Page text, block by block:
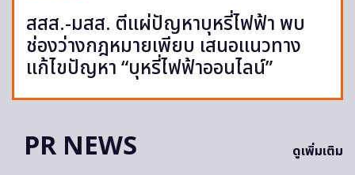
สสส.-มสส. ตีแผ่ปัญหาบุหรี่ไฟฟ้า พบ
ช่องว่างกฎหมายเพียบ เสนอแนวทาง
แก้ไขปัญหา “บุหรี่ไฟฟ้าออนไลน์”
PR NEWS ดูเพิ่มเติม